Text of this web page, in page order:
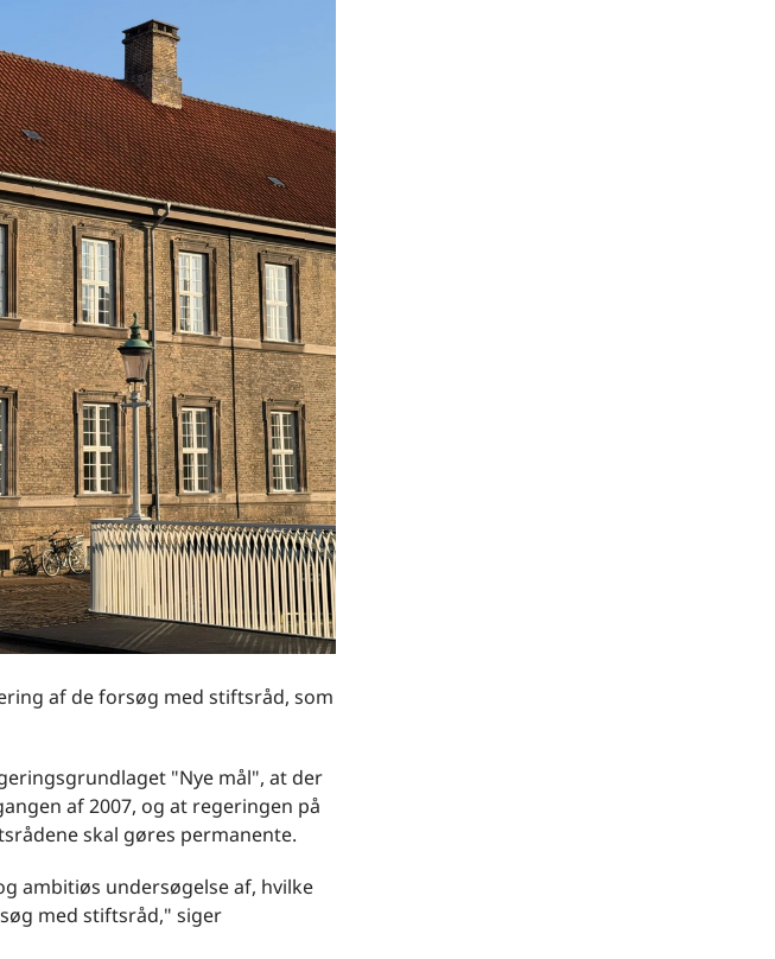
af de forsøg med stiftsråd, som
"Nye mål", at der
af 2007, og at regeringen på
skal gøres permanente.
ambitiøs undersøgelse af, hvilke
med stiftsråd," siger